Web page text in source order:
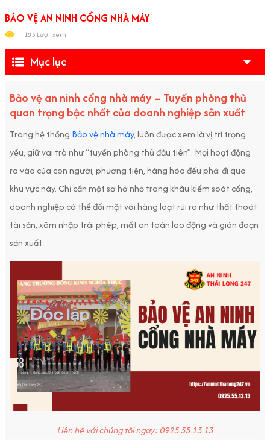
BẢO VỆ AN NINH CỔNG NHÀ MÁY
183 Lượt xem
Mục lục
Bảo vệ an ninh cổng nhà máy – Tuyến phòng thủ
quan trọng bậc nhất của doanh nghiệp sản xuất
Trong hệ thống Bảo vệ nhà máy, luôn được xem là vị trí trọng
yếu, giữ vai trò như “tuyến phòng thủ đầu tiên”. Mọi hoạt động
ra vào của con người, phương tiện, hàng hóa đều phải đi qua
khu vực này. Chỉ cần một sơ hở nhỏ trong khâu kiểm soát cổng,
doanh nghiệp có thể đối mặt với hàng loạt rủi ro như thất thoát
tài sản, xâm nhập trái phép, mất an toàn lao động và gián đoạn
sản xuất.
Liên hệ với chúng tôi ngay: 0925.55.13.13